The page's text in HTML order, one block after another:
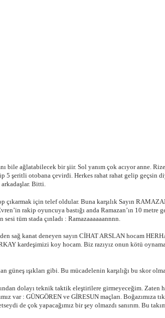
ağlatabilecek bir şiir. Sol yanım çok acıyor anne.
5 şeritli otobana çevirdi. Herkes rahat rahat gelip
arkadaşlar. Bitti.
için telef oldular. Buna karşılık Sayın
rakip oyuncuya bastığı anda Ramazan’ın 10
tüm stada çınladı : Ramazaaaaaannnn.
sağ kanat deneyen sayın CİHAT ARSLAN hocam
kardeşimizi koy hocam. Biz razıyız onun kötü
ışıkları gibi. Bu mücadelenin karşılığı bu skor
dolayı teknik taktik eleştirilere girmeyeceğim.
var : GÜNGÖREN ve GİRESUN maçları.
de çok yapacağımız bir şey olmazdı sanırım. Bu